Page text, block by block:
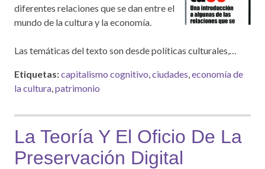
diferentes relaciones que se dan entre el
mundo de la cultura y la economía.
Las temáticas del texto son desde políticas culturales,…
Etiquetas:capitalismo cognitivo,ciudades,economía de
la cultura,patrimonio
La Teoría Y El Oficio De La
Preservación Digital